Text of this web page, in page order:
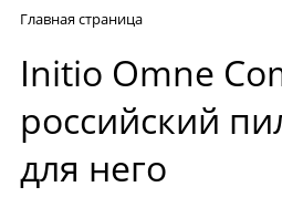
Главная страница
Initio Omne
российский
для него